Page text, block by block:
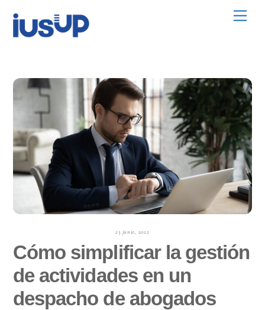
23 junio, 2022
Cómo simplificar la gestión
de actividades en un
despacho de abogados